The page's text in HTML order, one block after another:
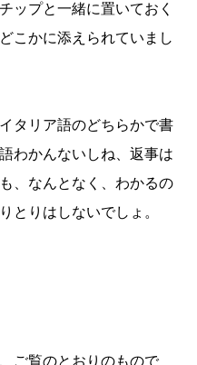
ップと一緒に置いておく
こかに添えられていまし
タリア語のどちらかで書
わかんないしね、返事は
、なんとなく、わかるの
とりはしないでしょ。
ご覧のとおりのもので